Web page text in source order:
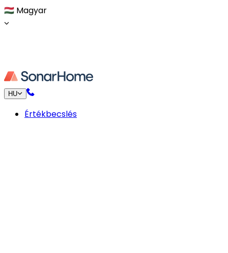
🇭🇺 Magyar
HU
Értékbecslés